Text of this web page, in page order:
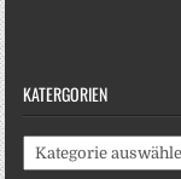
KATERGORIEN
Katergorien